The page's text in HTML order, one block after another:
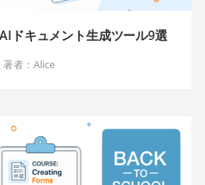
ドキュメント生成ツール9選
著者：Alice